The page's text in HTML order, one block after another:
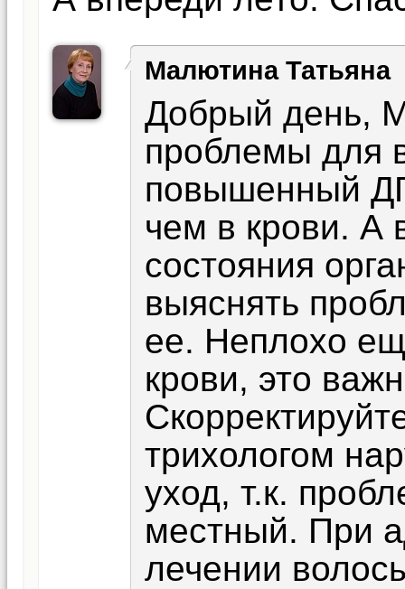
Малютина Татьяна
Добрый день,
проблемы для
повышенный
чем в крови. А
состояния
выяснять
ее. Неплохо
крови, это
трихологом
уход, т.к.
местный. При
лечении